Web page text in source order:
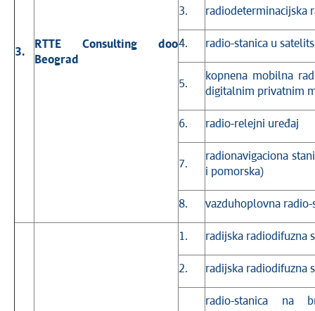
3.
RTTE Consulting doo
Beograd
3. radiodeterminacijska
4. radio-stanica u
5.
kopnena mobilna
digitalnim privatnim
6. radio-relejni uređaj
7.
radionavigaciona
i pomorska)
8. vazduhoplovna radio-
1. radijska radiodifuzna
2. radijska radiodifuzna
radio-stanica na